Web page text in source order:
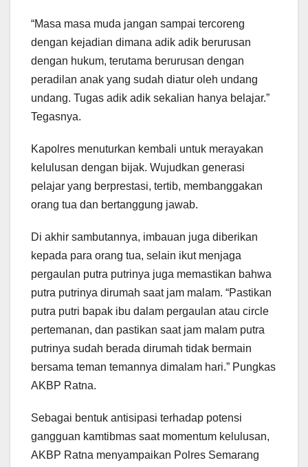
“Masa masa muda jangan sampai tercoreng
dengan kejadian dimana adik adik berurusan
dengan hukum, terutama berurusan dengan
peradilan anak yang sudah diatur oleh undang
undang. Tugas adik adik sekalian hanya belajar.”
Tegasnya.
Kapolres menuturkan kembali untuk merayakan
kelulusan dengan bijak. Wujudkan generasi
pelajar yang berprestasi, tertib, membanggakan
orang tua dan bertanggung jawab.
Di akhir sambutannya, imbauan juga diberikan
kepada para orang tua, selain ikut menjaga
pergaulan putra putrinya juga memastikan bahwa
putra putrinya dirumah saat jam malam. “Pastikan
putra putri bapak ibu dalam pergaulan atau circle
pertemanan, dan pastikan saat jam malam putra
putrinya sudah berada dirumah tidak bermain
bersama teman temannya dimalam hari.” Pungkas
AKBP Ratna.
Sebagai bentuk antisipasi terhadap potensi
gangguan kamtibmas saat momentum kelulusan,
AKBP Ratna menyampaikan Polres Semarang